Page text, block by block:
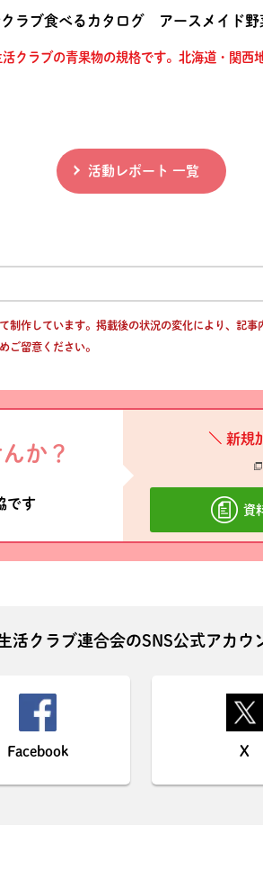
ラブ食べるカタログ アースメイド野
クラブの青果物の規格です。北海道・関西
活動レポート 一覧
制作しています。掲載後の状況の変化により、記
ご留意ください。
か？
です
新規
資
活クラブ連合会のSNS公式アカウ
Facebook X